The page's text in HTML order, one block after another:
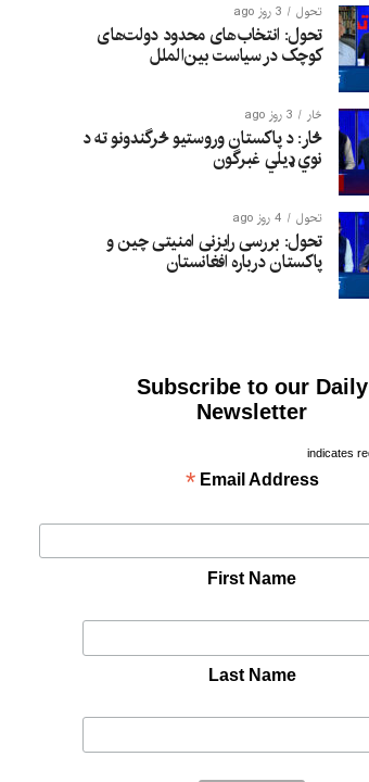
تحول 3 روز ago
تحول: انتخاب‌های محدود دولت‌های
کوچک در سیاست بین‌الملل
څار 3 روز ago
څار: د پاکستان وروستیو څرگندونو ته د
نوي ډیلي غبرگون
تحول 4 روز ago
تحول: بررسی رایزنی امنیتی چین و
پاکستان درباره افغانستان
Subscribe to our Daily
Newsletter
Email Address
*
First Name
Last Name